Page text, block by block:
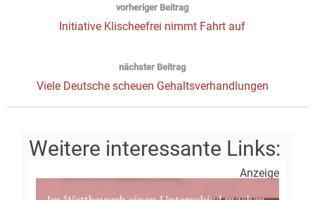
vorheriger Beitrag
Vorheriger
Initiative Klischeefrei nimmt Fahrt auf
nächster Beitrag
Next
post:
Viele Deutsche scheuen Gehaltsverhandlungen
Anzeige